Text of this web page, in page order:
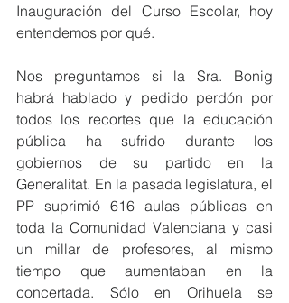
Inauguración del Curso Escolar, hoy
entendemos por qué.
Nos preguntamos si la Sra. Bonig
habrá hablado y pedido perdón por
todos los recortes que la educación
pública ha sufrido durante los
gobiernos de su partido en la
Generalitat. En la pasada legislatura, el
PP suprimió 616 aulas públicas en
toda la Comunidad Valenciana y casi
un millar de profesores, al mismo
tiempo que aumentaban en la
concertada. Sólo en Orihuela se